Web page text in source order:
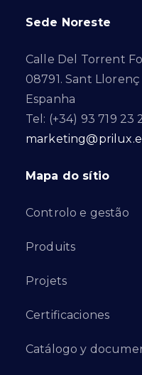
Sede Noreste
Calle Del Torrent
08791. Sant
Espanha
Tel: (+34) 93 719 23
Mapa do sítio
Controlo e gestão
Produits
Projets
Certificaciones
Catálogo y